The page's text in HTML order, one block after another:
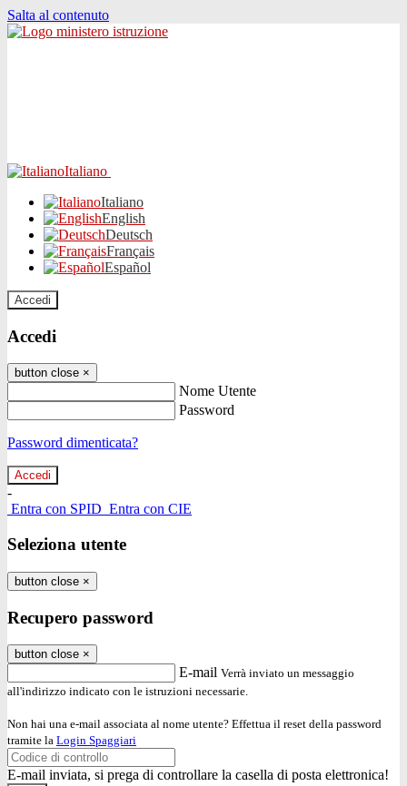
Salta al contenuto
Italiano
Italiano
English
Deutsch
Français
Español
Accedi
Accedi
button close ×
Nome Utente
Password
Password dimenticata?
-
Entra con SPID Entra con CIE
Seleziona utente
button close ×
Recupero password
button close ×
E-mail Verrà inviato un messaggio
all'indirizzo indicato con le istruzioni necessarie.
Non hai una e-mail associata al nome utente? Effettua il reset della password
tramite la Login Spaggiari
E-mail inviata, si prega di controllare la casella di posta elettronica!